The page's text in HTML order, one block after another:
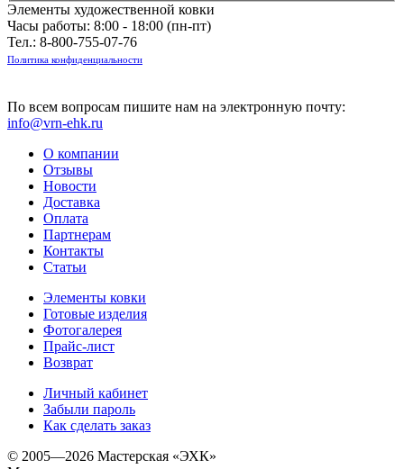
Элементы художественной ковки
Часы работы: 8:00 - 18:00 (пн-пт)
Тел.: 8-800-755-07-76
Политика конфиденциальности
По всем вопросам пишите нам на электронную почту:
info@vrn-ehk.ru
О компании
Отзывы
Новости
Доставка
Оплата
Партнерам
Контакты
Статьи
Элементы ковки
Готовые изделия
Фотогалерея
Прайс-лист
Возврат
Личный кабинет
Забыли пароль
Как сделать заказ
© 2005—2026 Мастерская «ЭХК»